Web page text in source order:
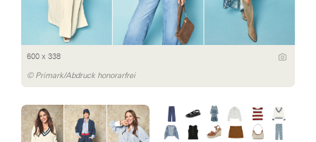
600 x 338
© Primark/Abdruck honorarfrei